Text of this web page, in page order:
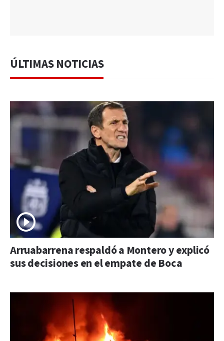
ÚLTIMAS NOTICIAS
Arruabarrena respaldó a Montero y explicó
sus decisiones en el empate de Boca